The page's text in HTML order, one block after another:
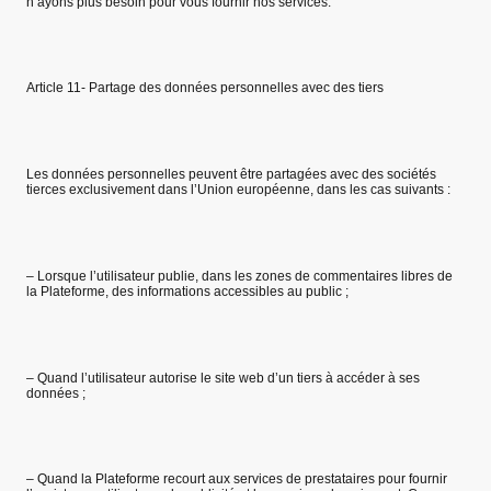
Article 11- Partage des données personnelles avec des tiers
Les données personnelles peuvent être partagées avec des sociétés
tierces exclusivement dans l’Union européenne, dans les cas suivants :
– Lorsque l’utilisateur publie, dans les zones de commentaires libres de
la Plateforme, des informations accessibles au public ;
– Quand l’utilisateur autorise le site web d’un tiers à accéder à ses
données ;
– Quand la Plateforme recourt aux services de prestataires pour fournir